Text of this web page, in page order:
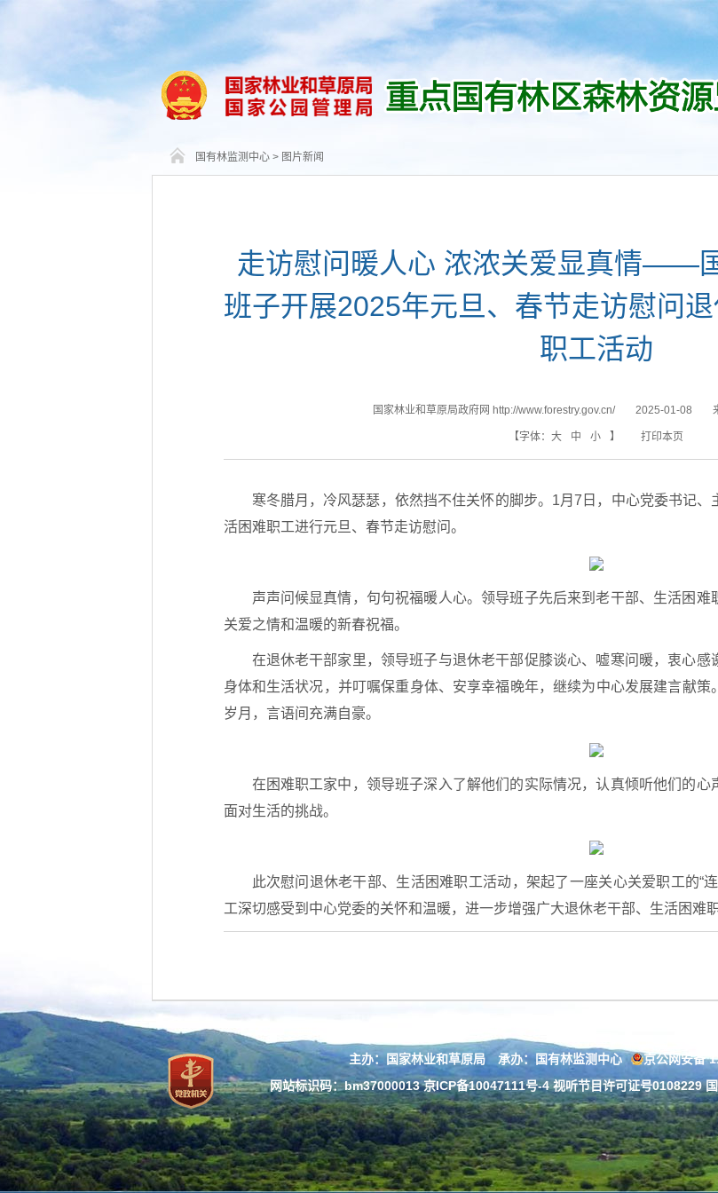
国有林监测中心 > 图片新闻
走访慰问暖人心 浓浓关爱显真情——
班子开展2025年元旦、春节走访慰问
职工活动
国家林业和草原局政府网 http://www.forestry.gov.cn/ 2025-01-08
【字体： 大 中 小 】 打印本页
寒冬腊月，冷风瑟瑟，依然挡不住关怀的脚步。1月7日，中心党委书记
活困难职工进行元旦、春节走访慰问。
声声问候显真情，句句祝福暖人心。领导班子先后来到老干部、生活困
关爱之情和温暖的新春祝福。
在退休老干部家里，领导班子与退休老干部促膝谈心、嘘寒问暖，衷心感
身体和生活状况，并叮嘱保重身体、安享幸福晚年，继续为中心发展建言献
岁月，言语间充满自豪。
在困难职工家中，领导班子深入了解他们的实际情况，认真倾听他们的
面对生活的挑战。
此次慰问退休老干部、生活困难职工活动，架起了一座关心关爱职工的“
工深切感受到中心党委的关怀和温暖，进一步增强广大退休老干部、生活困难
主办：国家林业和草原局 承办：国有林监测中心
京公网安备
网站标识码：bm37000013京ICP备10047111号-4视听节目许可证号0108229